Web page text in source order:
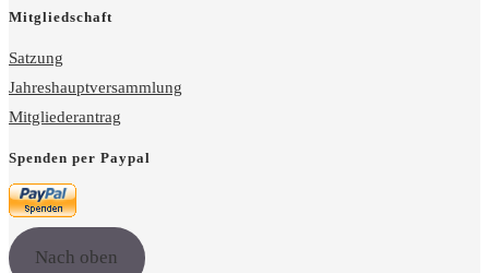
Mitgliedschaft
Satzung
Jahreshauptversammlung
Mitgliederantrag
Spenden per Paypal
Nach oben